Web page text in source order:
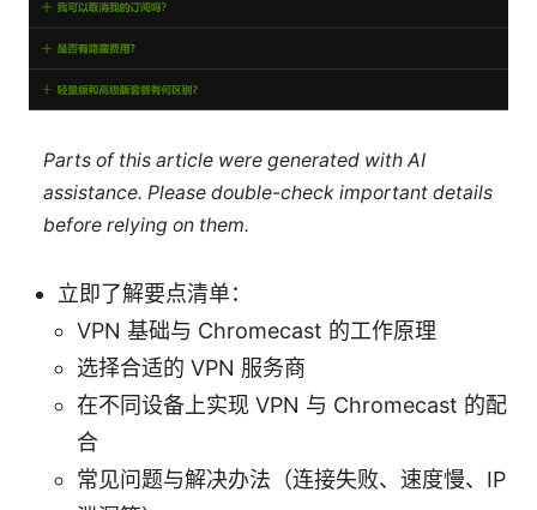
Parts of this article were generated with AI
assistance. Please double-check important details
before relying on them.
立即了解要点清单：
VPN 基础与 Chromecast 的工作原理
选择合适的 VPN 服务商
在不同设备上实现 VPN 与 Chromecast 的配
合
常见问题与解决办法（连接失败、速度慢、IP